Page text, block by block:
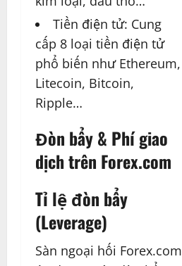
Tiền điện tử: Cung
cấp 8 loại tiền điện tử
phổ biến như Ethereum,
Litecoin, Bitcoin,
Ripple…
Đòn bẩy & Phí giao
dịch trên Forex.com
Tỉ lệ đòn bẩy
(Leverage)
Sàn ngoại hối Forex.com